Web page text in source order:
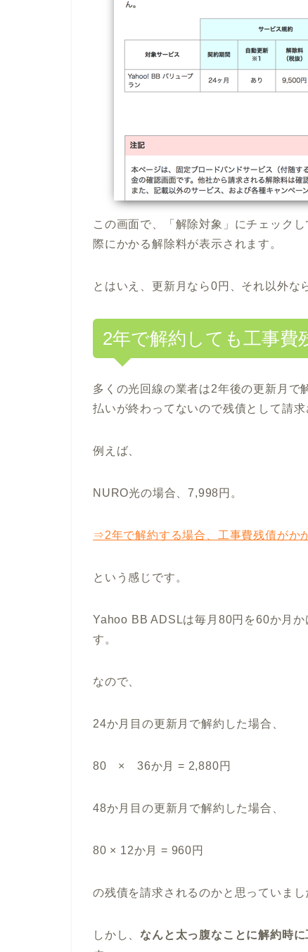
この画面で、「解除対象」にチェック
際にかかる解除料が表示されます。
とはいえ、更新月なら0円、それ以外な
2年で解約しても工事費
多くの光回線の業者は2年後の更新月で
払いが終わってないので残債として請求
例えば、
NURO光の場合、7,998円。
⇒2年で解約する場合、工事費残債がか
という感じです。
Yahoo BB ADSLは毎月80円を60か月
す。
なので、
24か月目の更新月で解約した場合、
80 × 36か月 = 2,880円
48か月目の更新月で解約した場合、
80 × 12か月 = 960円
の残債を請求されるのかと思っていまし
しかし、なんと太っ腹なことに解約時